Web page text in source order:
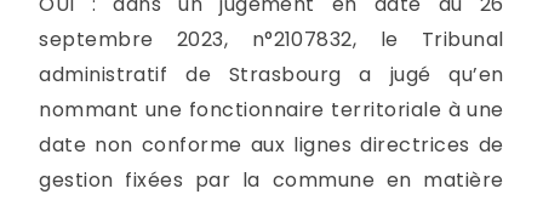
septembre 2023, n°2107832, le Tribunal
administratif de Strasbourg a jugé qu’en
nommant une fonctionnaire territoriale à une
date non conforme aux lignes directrices de
gestion fixées par la commune en matière